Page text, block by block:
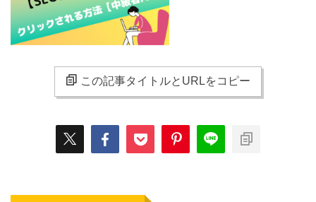
この記事タイトルとURLをコピー